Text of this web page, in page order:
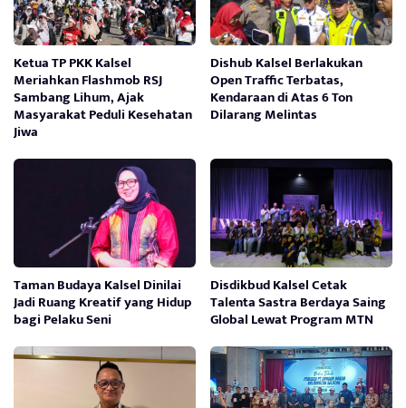
Ketua TP PKK Kalsel
Meriahkan Flashmob RSJ
Sambang Lihum, Ajak
Masyarakat Peduli Kesehatan
Jiwa
Dishub Kalsel Berlakukan
Open Traffic Terbatas,
Kendaraan di Atas 6 Ton
Dilarang Melintas
Taman Budaya Kalsel Dinilai
Jadi Ruang Kreatif yang Hidup
bagi Pelaku Seni
Disdikbud Kalsel Cetak
Talenta Sastra Berdaya Saing
Global Lewat Program MTN